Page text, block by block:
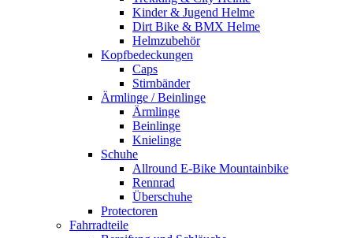
Kinder & Jugend Helme
Dirt Bike & BMX Helme
Helmzubehör
Kopfbedeckungen
Caps
Stirnbänder
Ärmlinge / Beinlinge
Ärmlinge
Beinlinge
Knielinge
Schuhe
Allround E-Bike Mountainbike
Rennrad
Überschuhe
Protectoren
Fahrradteile